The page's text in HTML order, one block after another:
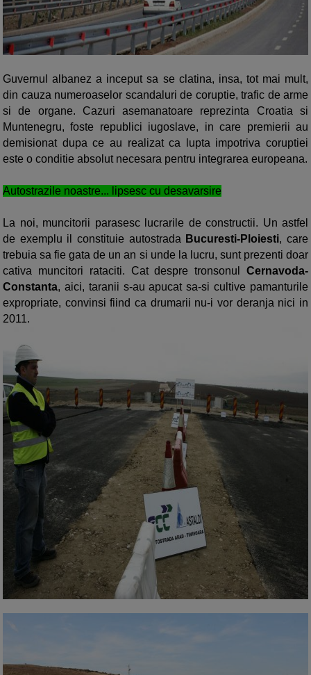
Guvernul albanez a inceput sa se clatina, insa, tot mai mult,
din cauza numeroaselor scandaluri de coruptie, trafic de arme
si de organe. Cazuri asemanatoare reprezinta Croatia si
Muntenegru, foste republici iugoslave, in care premierii au
demisionat dupa ce au realizat ca lupta impotriva coruptiei
este o conditie absolut necesara pentru integrarea europeana.
Autostrazile noastre... lipsesc cu desavarsire
La noi, muncitorii parasesc lucrarile de constructii. Un astfel
de exemplu il constituie autostrada Bucuresti-Ploiesti, care
trebuia sa fie gata de un an si unde la lucru, sunt prezenti doar
cativa muncitori rataciti. Cat despre tronsonul Cernavoda-
Constanta, aici, taranii s-au apucat sa-si cultive pamanturile
expropriate, convinsi fiind ca drumarii nu-i vor deranja nici in
2011.